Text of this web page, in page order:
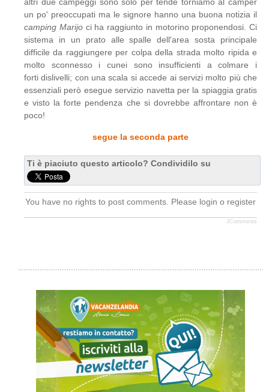
un po' preoccupati ma le signore hanno una buona notizia il
camping Marijoci ha raggiunto in motorino proponendosi. Ci
sistema in un prato alle spalle dell'area sosta principale
difficile da raggiungere per colpa della strada molto ripida e
molto sconnesso i cunei sono insufficienti a colmare i
forti dislivelli; con una scala si accede ai servizi molto più che
essenziali però esegue servizio navetta per la spiaggia gratis
e visto la forte pendenza che si dovrebbe affrontare non è
poco!
segue la seconda parte
Ti è piaciuto questo articolo? Condividilo su
You have no rights to post comments. Please login o register
JComments